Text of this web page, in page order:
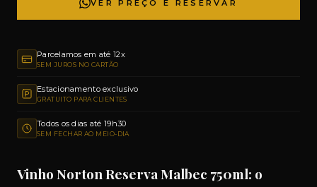
VER PREÇO E RESERVAR
Parcelamos em até 12x
SEM JUROS NO CARTÃO
Estacionamento exclusivo
GRATUITO PARA CLIENTES
Todos os dias até 19h30
SEM FECHAR AO MEIO-DIA
Vinho Norton Reserva Malbec 750ml: o